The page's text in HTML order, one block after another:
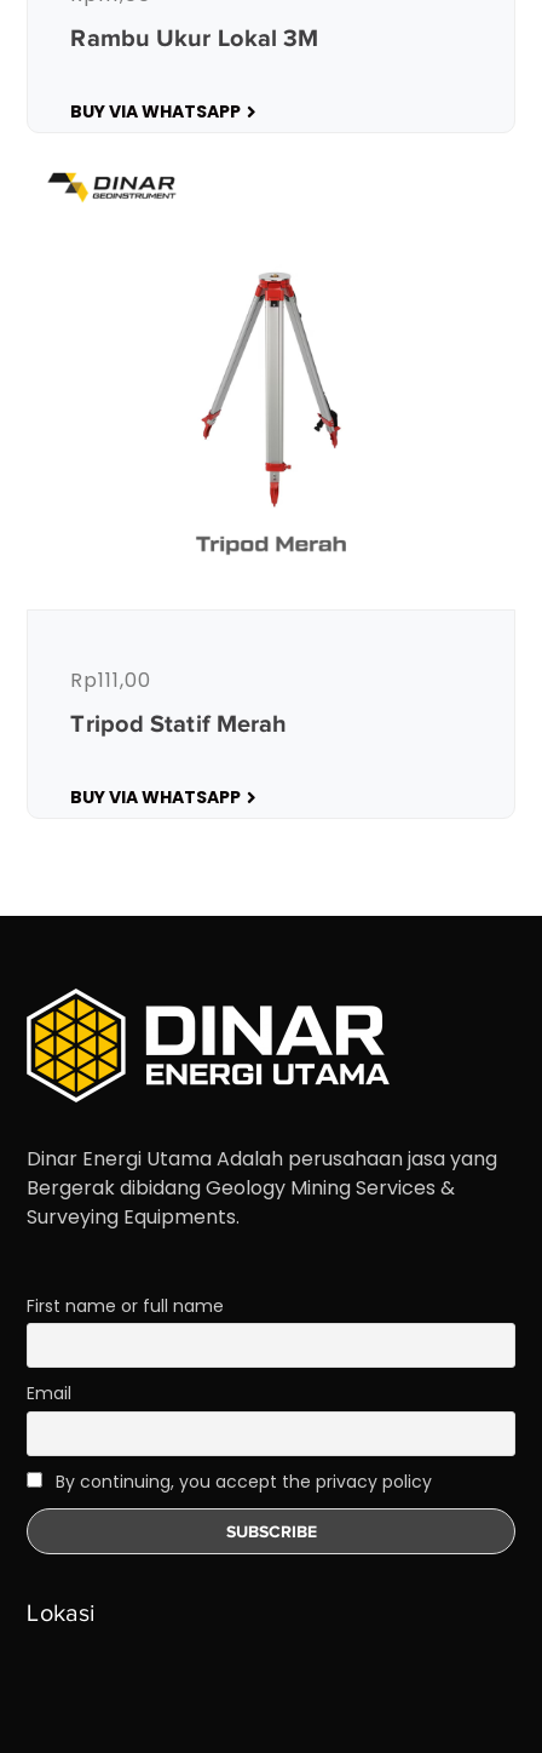
Rambu Ukur Lokal 3M
BUY VIA WHATSAPP
Tripod Statif Merah
Rp111,00
BUY VIA WHATSAPP
Dinar Energi Utama Adalah perusahaan jasa yang
Bergerak dibidang Geology Mining Services &
Surveying Equipments.
First name or full name
Email
By continuing, you accept the privacy policy
Lokasi